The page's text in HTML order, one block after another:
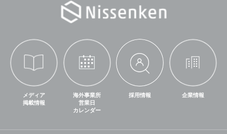
メディア
掲載情報
海外事業所
営業日
カレンダー
採用情報 企業情報